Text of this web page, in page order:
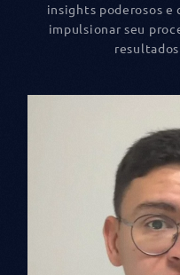
insights poderosos e
impulsionar seu